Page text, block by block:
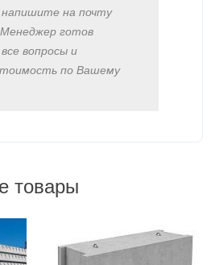
напишите на почту
. Менеджер готов
вопросы и
по Вашему
товары